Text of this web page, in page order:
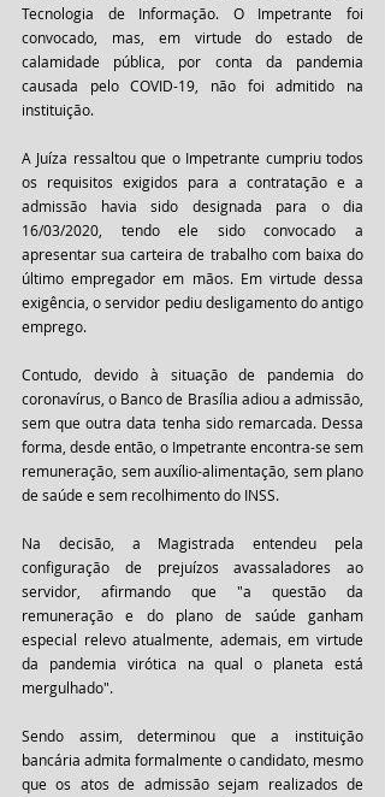
Tecnologia de Informação. O Impetrante foi
convocado, mas, em virtude do estado de
calamidade pública, por conta da pandemia
causada pelo COVID-19, não foi admitido na
instituição.
A Juíza ressaltou que o Impetrante cumpriu todos
os requisitos exigidos para a contratação e a
admissão havia sido designada para o dia
16/03/2020, tendo ele sido convocado a
apresentar sua carteira de trabalho com baixa do
último empregador em mãos. Em virtude dessa
exigência, o servidor pediu desligamento do antigo
emprego.
Contudo, devido à situação de pandemia do
coronavírus, o Banco de Brasília adiou a admissão,
sem que outra data tenha sido remarcada. Dessa
forma, desde então, o Impetrante encontra-se sem
remuneração, sem auxílio-alimentação, sem plano
de saúde e sem recolhimento do INSS.
Na decisão, a Magistrada entendeu pela
configuração de prejuízos avassaladores ao
servidor, afirmando que "a questão da
remuneração e do plano de saúde ganham
especial relevo atualmente, ademais, em virtude
da pandemia virótica na qual o planeta está
mergulhado".
Sendo assim, determinou que a instituição
bancária admita formalmente o candidato, mesmo
que os atos de admissão sejam realizados de